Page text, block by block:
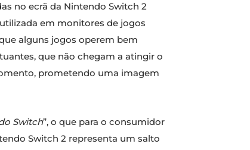
no ecrã da Nintendo Switch 2
em monitores de jogos
alguns jogos operem bem
que não chegam a atingir o
prometendo uma imagem
Switch”, o que para o consumidor
Switch 2 representa um salto